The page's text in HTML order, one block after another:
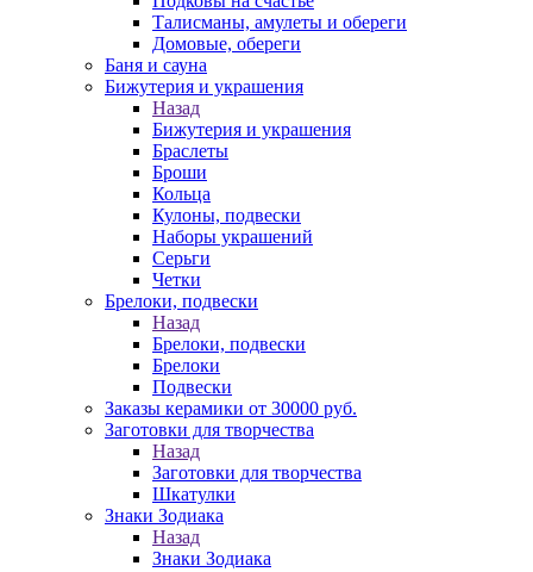
Талисманы, амулеты и обереги
Домовые, обереги
Баня и сауна
Бижутерия и украшения
Назад
Бижутерия и украшения
Браслеты
Броши
Кольца
Кулоны, подвески
Наборы украшений
Серьги
Четки
Брелоки, подвески
Назад
Брелоки, подвески
Брелоки
Подвески
Заказы керамики от 30000 руб.
Заготовки для творчества
Назад
Заготовки для творчества
Шкатулки
Знаки Зодиака
Назад
Знаки Зодиака